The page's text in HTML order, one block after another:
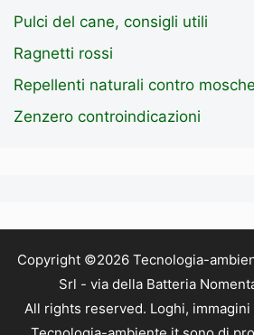
Pulci del cane, consigli utili
Ragnetti rossi
Repellenti naturali contro
Zenzero controindicazioni
Copyright ©2026 Tecnologia-
Srl - via della Batteria
All rights reserved. Loghi,